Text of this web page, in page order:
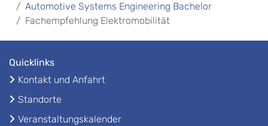
Automotive Systems Engineering Bachelor
Fachempfehlung Elektromobilität
Quicklinks
Kontakt und Anfahrt
Standorte
Veranstaltungskalender